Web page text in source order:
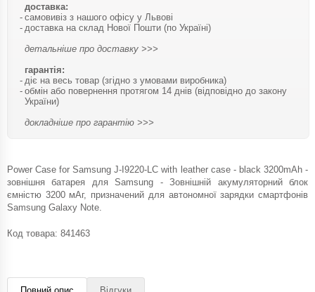
доставка:
самовивіз з нашого офісу у Львові
доставка на склад Нової Пошти (по Україні)
детальніше про доставку >>>
гарантія:
діє на весь товар (згідно з умовами виробника)
обмін або повернення протягом 14 днів (відповідно до закону
України)
докладніше про гарантію >>>
Power Case for Samsung J-I9220-LC with leather case - black 3200mAh -
зовнішня батарея для Samsung - Зовнішній акумуляторний блок
ємністю 3200 мАг, призначений для автономної зарядки смартфонів
Samsung Galaxy Note.
Код товара: 841463